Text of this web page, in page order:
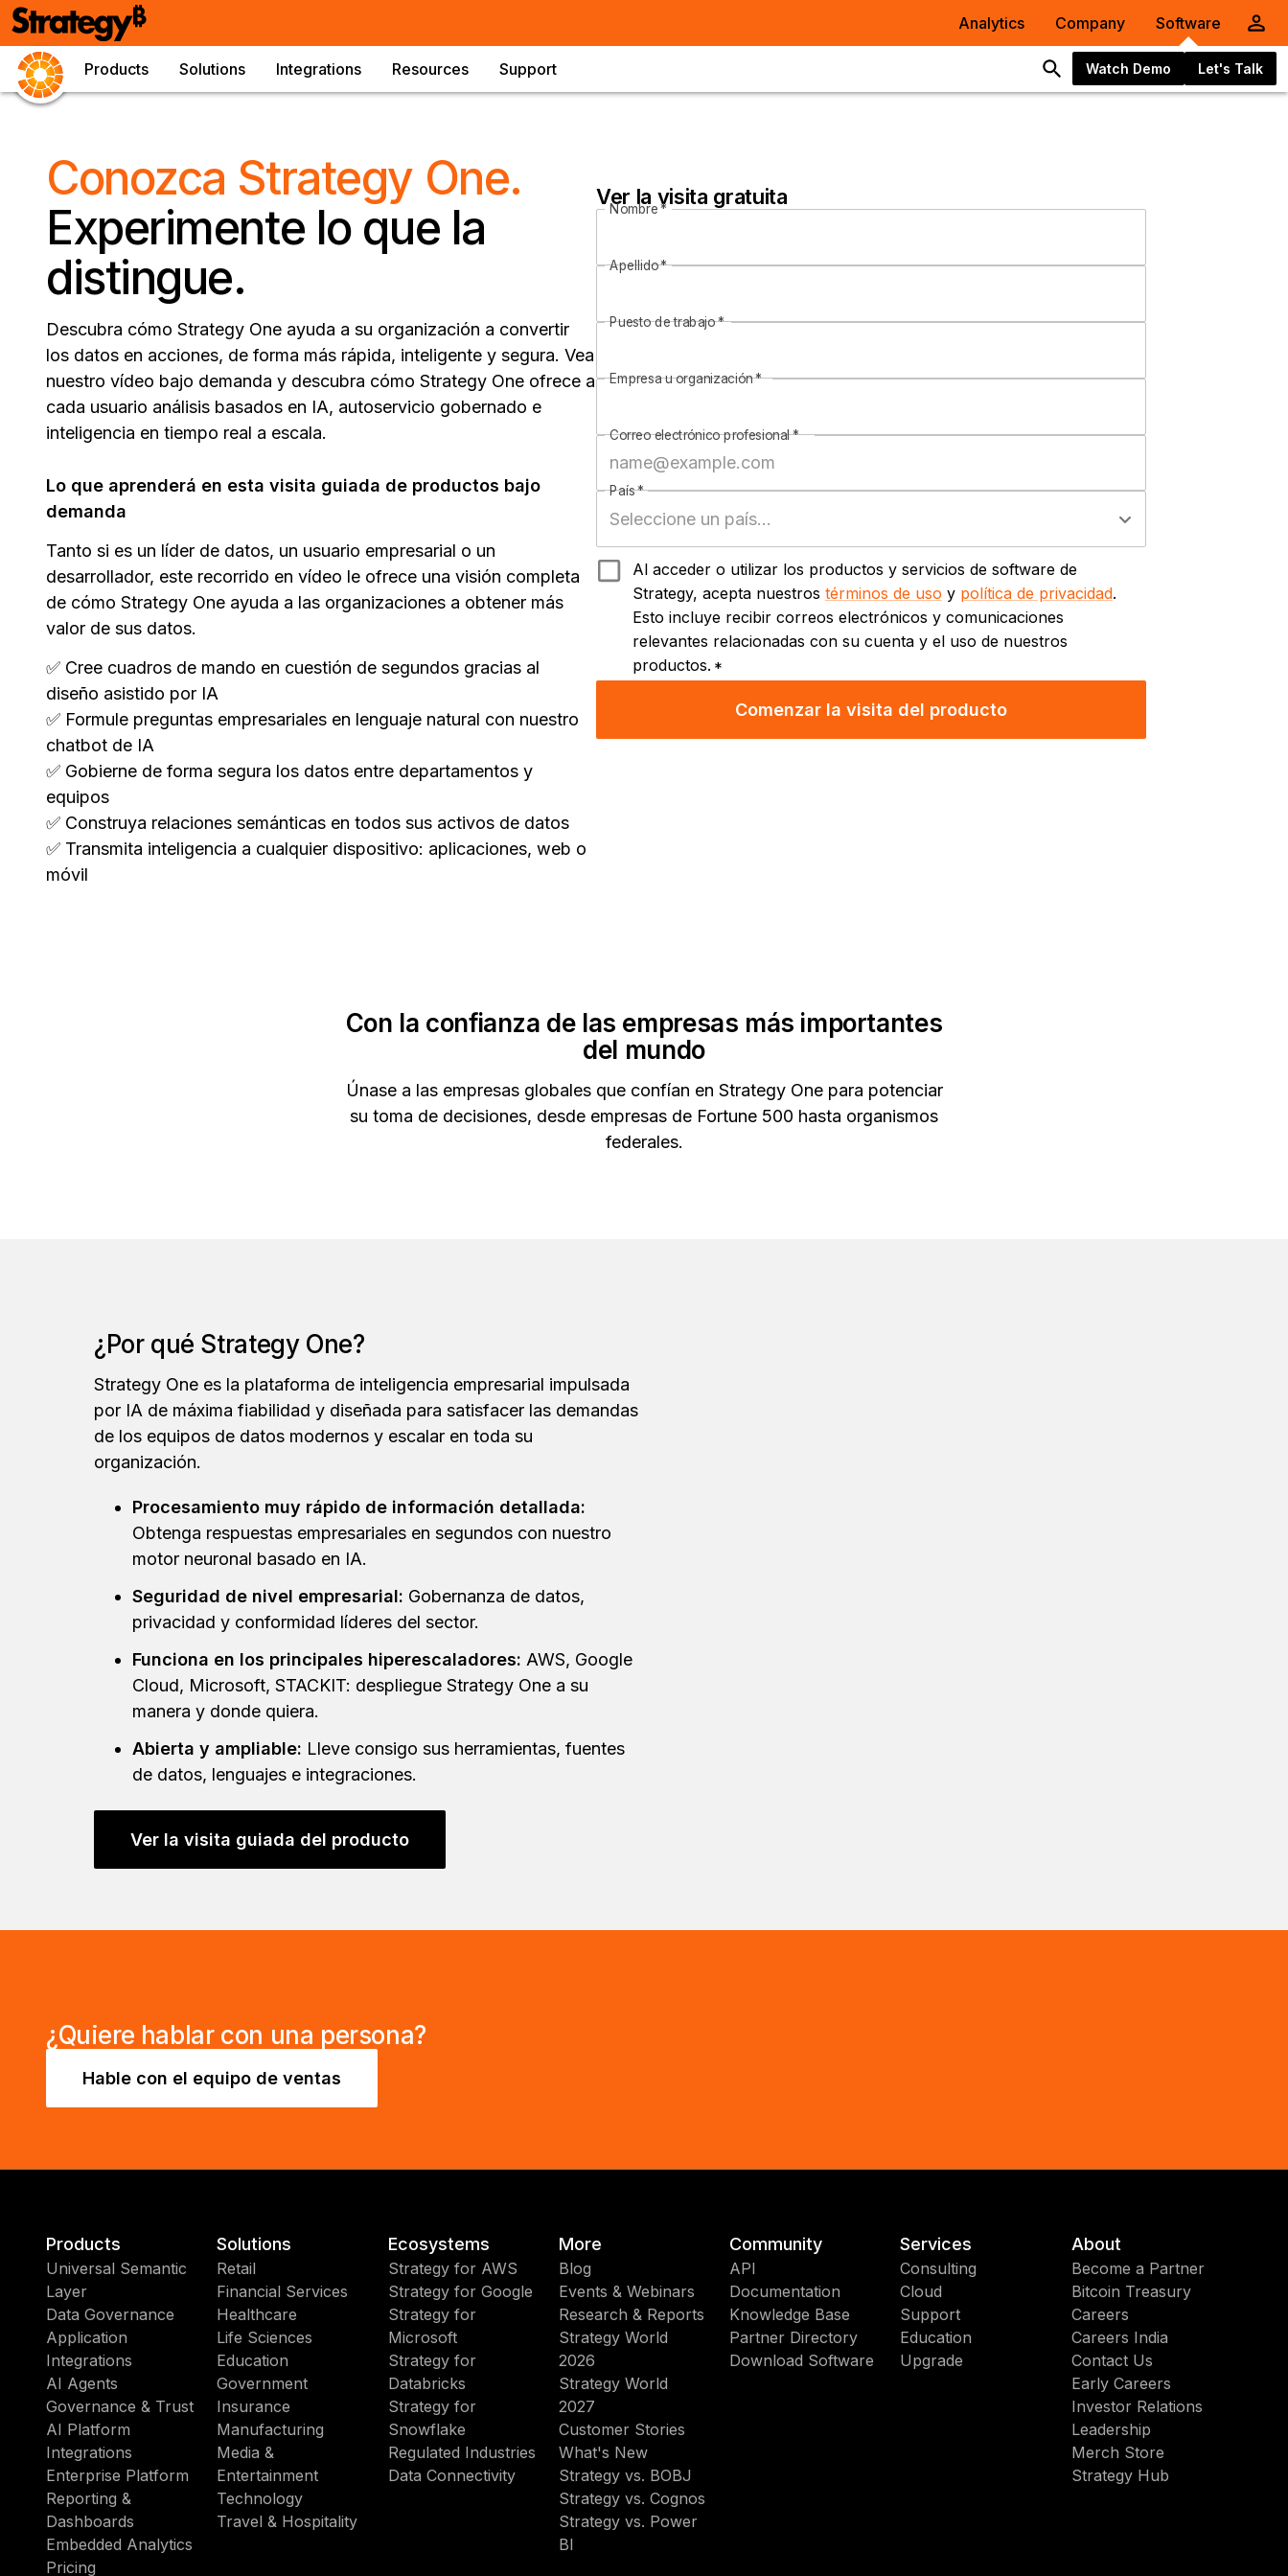
Analytics Company Software
Products Solutions Integrations Resources Support Watch Demo Let's Talk
Conozca Strategy One.
Experimente lo que la
distingue.
Descubra cómo Strategy One ayuda a su organización a convertir
los datos en acciones, de forma más rápida, inteligente y segura. Vea
nuestro vídeo bajo demanda y descubra cómo Strategy One ofrece a
cada usuario análisis basados en IA, autoservicio gobernado e
inteligencia en tiempo real a escala.
Lo que aprenderá en esta visita guiada de productos bajo
demanda
Tanto si es un líder de datos, un usuario empresarial o un
desarrollador, este recorrido en vídeo le ofrece una visión completa
de cómo Strategy One ayuda a las organizaciones a obtener más
valor de sus datos.
✅ Cree cuadros de mando en cuestión de segundos gracias al
diseño asistido por IA
✅ Formule preguntas empresariales en lenguaje natural con nuestro
chatbot de IA
✅ Gobierne de forma segura los datos entre departamentos y
equipos
✅ Construya relaciones semánticas en todos sus activos de datos
✅ Transmita inteligencia a cualquier dispositivo: aplicaciones, web o
móvil
Ver la visita gratuita
Nombre*
Apellido*
Puesto de trabajo*
Empresa u organización*
Correo electrónico profesional*
País*
Al acceder o utilizar los productos y servicios de software de
Strategy, acepta nuestros términos de uso y política de privacidad.
Esto incluye recibir correos electrónicos y comunicaciones
relevantes relacionadas con su cuenta y el uso de nuestros
productos. *
Comenzar la visita del producto
Con la confianza de las empresas más importantes
del mundo
Únase a las empresas globales que confían en Strategy One para potenciar
su toma de decisiones, desde empresas de Fortune 500 hasta organismos
federales.
¿Por qué Strategy One?
Strategy One es la plataforma de inteligencia empresarial impulsada
por IA de máxima fiabilidad y diseñada para satisfacer las demandas
de los equipos de datos modernos y escalar en toda su
organización.
Procesamiento muy rápido de información detallada:
Obtenga respuestas empresariales en segundos con nuestro
motor neuronal basado en IA.
Seguridad de nivel empresarial: Gobernanza de datos,
privacidad y conformidad líderes del sector.
Funciona en los principales hiperescaladores: AWS, Google
Cloud, Microsoft, STACKIT: despliegue Strategy One a su
manera y donde quiera.
Abierta y ampliable: Lleve consigo sus herramientas, fuentes
de datos, lenguajes e integraciones.
Ver la visita guiada del producto
¿Quiere hablar con una persona?
Hable con el equipo de ventas
Products
Universal Semantic
Layer
Data Governance
Application
Integrations
AI Agents
Governance & Trust
AI Platform
Integrations
Enterprise Platform
Reporting &
Dashboards
Embedded Analytics
Pricing
Solutions
Retail
Financial Services
Healthcare
Life Sciences
Education
Government
Insurance
Manufacturing
Media &
Entertainment
Technology
Travel & Hospitality
Ecosystems
Strategy for AWS
Strategy for Google
Strategy for
Microsoft
Strategy for
Databricks
Strategy for
Snowflake
Regulated Industries
Data Connectivity
More
Blog
Events & Webinars
Research & Reports
Strategy World
2026
Strategy World
2027
Customer Stories
What's New
Strategy vs. BOBJ
Strategy vs. Cognos
Strategy vs. Power
BI
Community
API
Documentation
Knowledge Base
Partner Directory
Download Software
Services
Consulting
Cloud
Support
Education
Upgrade
About
Become a Partner
Bitcoin Treasury
Careers
Careers India
Contact Us
Early Careers
Investor Relations
Leadership
Merch Store
Strategy Hub